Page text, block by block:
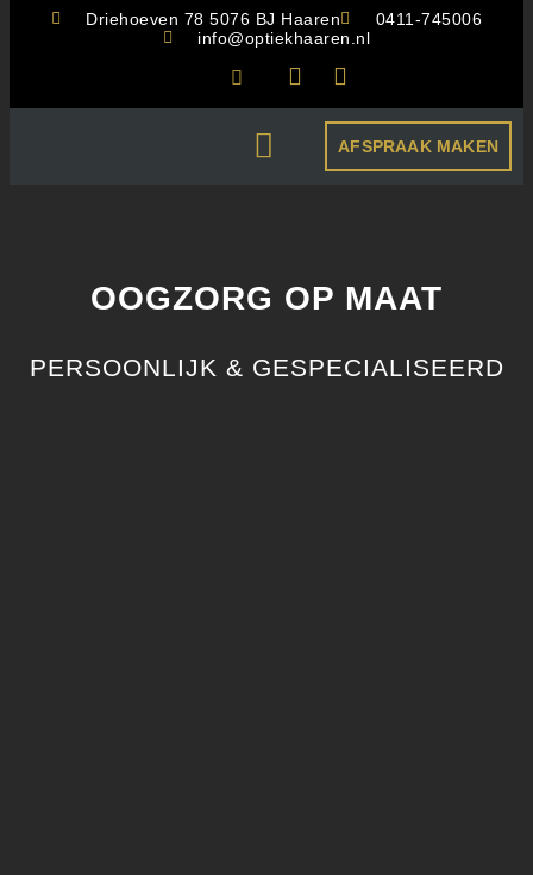
Driehoeven 78 5076 BJ Haaren
0411-745006
info@optiekhaaren.nl
AFSPRAAK MAKEN
OOGZORG OP MAAT
PERSOONLIJK & GESPECIALISEERD